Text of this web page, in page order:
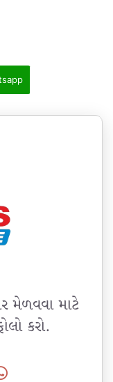
મેળવવા માટે
કરો.